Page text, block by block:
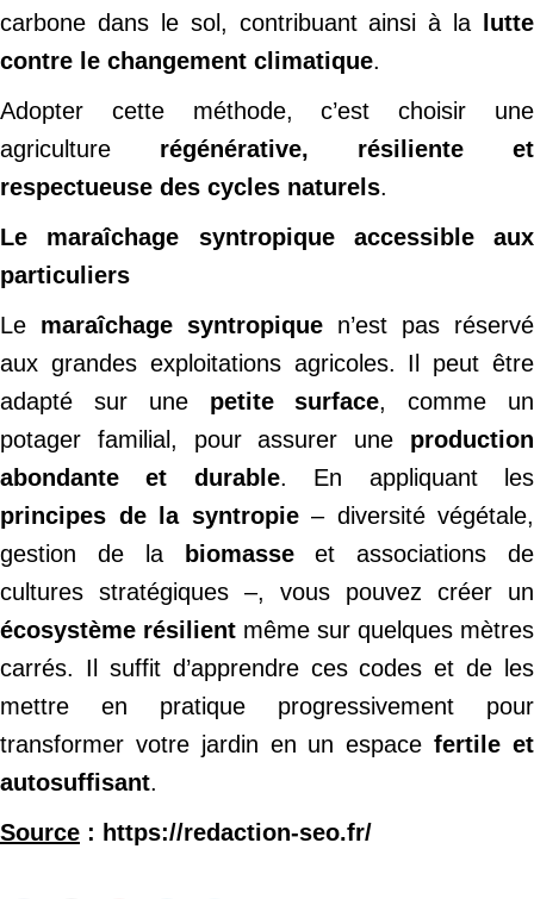
carbone dans le sol, contribuant ainsi à la
lutte
contre le changement climatique.
Adopter cette méthode, c’est choisir une
agriculture régénérative, résiliente et
respectueuse des cycles naturels.
Le maraîchage syntropique accessible aux
particuliers
Le maraîchage syntropique n’est pas réservé
aux grandes exploitations agricoles. Il peut être
adapté sur une petite surface, comme un
potager familial, pour assurer une production
abondante et durable. En appliquant les
principes de la syntropie– diversité végétale,
gestion de la
biomasseet associations de
cultures stratégiques –, vous pouvez créer un
écosystème résilient même sur quelques mètres
carrés. Il suffit d’apprendre ces codes et de les
mettre en pratique progressivement pour
transformer votre jardin en un espacefertile et
autosuffisant.
Source : https://redaction-seo.fr/